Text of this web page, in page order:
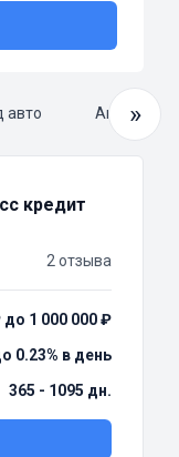
авто »
кредит
2 отзыва
до 1 000 000 ₽
0.23% в день
365 - 1095 дн.